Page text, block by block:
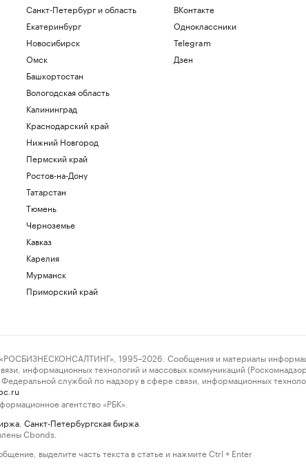
Санкт-Петербург и область
Екатеринбург
Новосибирск
Омск
Башкортостан
Вологодская область
Калининград
Краснодарский край
Нижний Новгород
Пермский край
Ростов-на-Дону
Татарстан
Тюмень
Черноземье
Кавказ
Карелия
Мурманск
Приморский край
ВКонтакте
Одноклассники
Telegram
Дзен
1995–2026. Сообщения и материалы
информационных технологий и массовых коммуникаций
службой по надзору в сфере связи, информационных
агентство «РБК».
Санкт-Петербургская биржа
Cbonds.
выделите часть текста в статье и нажмите Ctrl + Enter